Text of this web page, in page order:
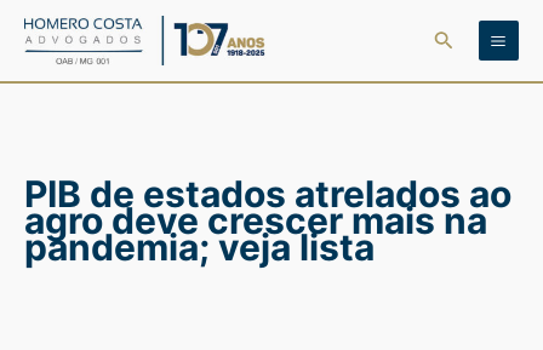
para
Pesquisar
PIB de estados atrelados ao
agro deve crescer mais na
pandemia; veja lista